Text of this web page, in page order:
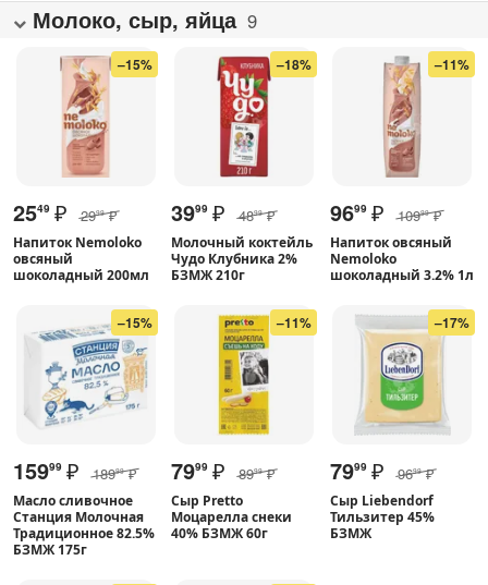
Молоко, сыр, яйца 9
–15%
2549 ₽ 2999 ₽
Напиток Nemoloko
овсяный
шоколадный 200мл
–18%
3999 ₽ 4899 ₽
Молочный коктейль
Чудо Клубника 2%
БЗМЖ 210г
–11%
9699 ₽ 10999 ₽
Напиток овсяный
Nemoloko
шоколадный 3.2% 1л
–15%
15999 ₽ 18999 ₽
Масло сливочное
Станция Молочная
Традиционное 82.5%
БЗМЖ 175г
–11%
7999 ₽ 8999 ₽
Сыр Pretto
Моцарелла снеки
40% БЗМЖ 60г
–17%
7999 ₽ 9699 ₽
Сыр Liebendorf
Тильзитер 45%
БЗМЖ